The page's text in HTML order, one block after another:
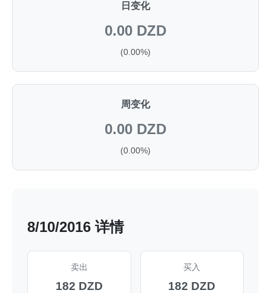
日变化
0.00 DZD
(0.00%)
周变化
0.00 DZD
(0.00%)
8/10/2016 详情
卖出
182 DZD
买入
182 DZD